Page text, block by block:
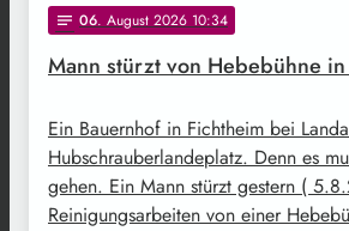
notes 06. August 2026 10:34
Mann stürzt von Hebebühne
Ein Bauernhof in Fichtheim bei
Hubschrauberlandeplatz. Denn es
gehen. Ein Mann stürzt gestern (
Reinigungsarbeiten von einer